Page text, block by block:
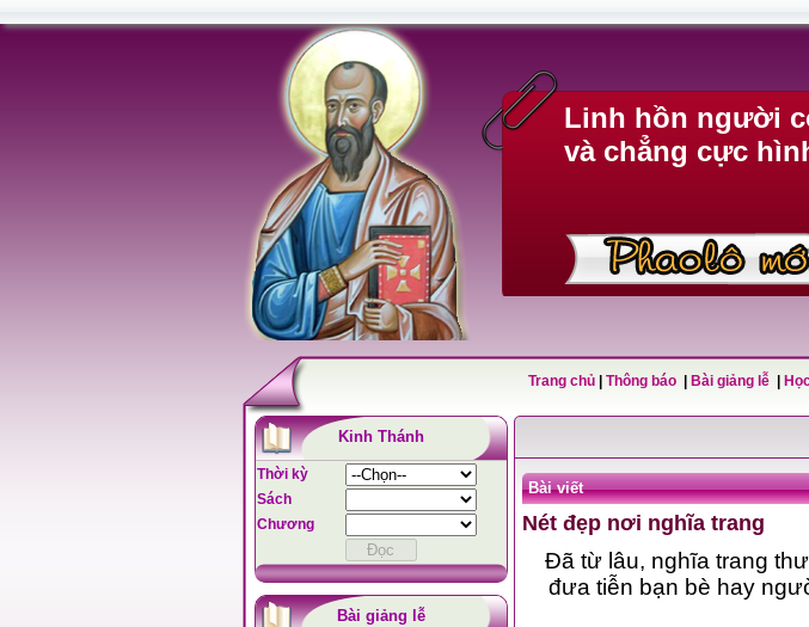
Linh hồn người
và chẳng cực
Trang chủ Thông báo Bài giảng lễ
Kinh Thánh
Thời kỳ
Sách
Chương
Bài giảng lễ
Bài viết
Nét đẹp nơi nghĩa trang
Đã từ lâu, nghĩa trang thường
đưa tiễn bạn bè hay người thân